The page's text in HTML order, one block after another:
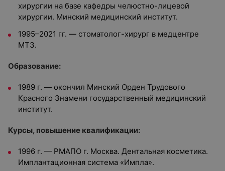
хирургии на базе кафедры челюстно-лицевой
хирургии. Минский медицинский институт.
1995–2021 гг. — стоматолог-хирург в медцентре
МТЗ.
Образование:
1989 г. — окончил Минский Орден Трудового
Красного Знамени государственный медицинский
институт.
Курсы, повышение квалификации:
1996 г. — РМАПО г. Москва. Дентальная косметика.
Имплантационная система «Импла».